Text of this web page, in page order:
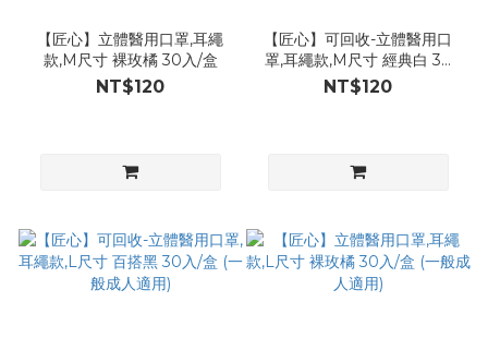
【匠心】立體醫用口罩,耳繩
款,M尺寸 裸玫橘 30入/盒
NT$120
【匠心】可回收-立體醫用口
罩,耳繩款,M尺寸 經典白 30
入/盒
NT$120